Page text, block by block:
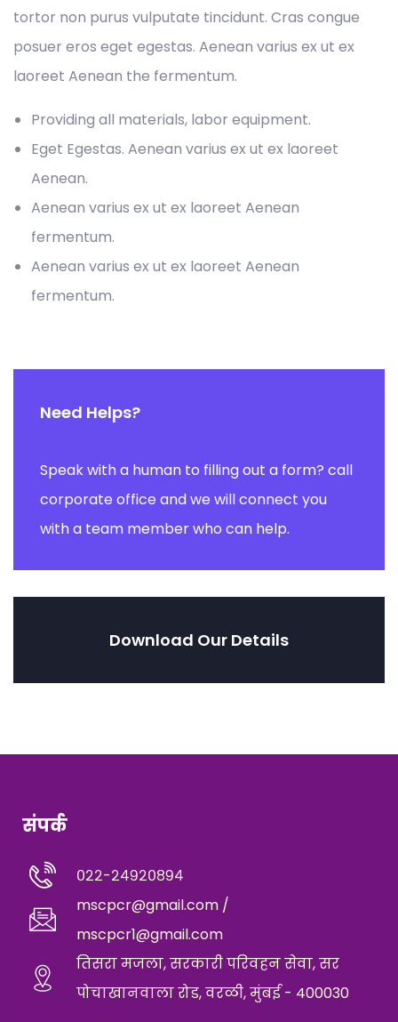
tortor non purus vulputate tincidunt. Cras congue
posuer eros eget egestas. Aenean varius ex ut ex
laoreet Aenean the fermentum.
Providing all materials, labor equipment.
Eget Egestas. Aenean varius ex ut ex laoreet
Aenean.
Aenean varius ex ut ex laoreet Aenean
fermentum.
Aenean varius ex ut ex laoreet Aenean
fermentum.
Need Helps?
Speak with a human to filling out a form? call
corporate office and we will connect you
with a team member who can help.
Download Our Details
संपर्क
०२२-२४९२०८९४
mscpcr@gmail.com /
mscpcr1@gmail.com
तिसरा मजला, सरकारी परिवहन सेवा, सर
पोचाखानवाला रोड, वरळी, मुंबई - 400030